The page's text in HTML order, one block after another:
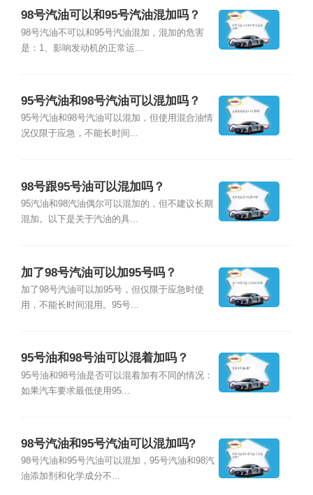
98号汽油可以和95号汽油混加吗？
98号汽油不可以和95号汽油混加，混加的危害
是：1、影响发动机的正常运...
95号汽油和98号汽油可以混加吗？
95号汽油和98号汽油可以混加，但使用混合油情
况仅限于应急，不能长时间...
98号跟95号油可以混加吗？
95汽油和98汽油偶尔可以混加的，但不建议长期
混加。以下是关于汽油的具...
加了98号汽油可以加95号吗？
加了98号汽油可以加95号，但仅限于应急时使
用，不能长时间混用。95号...
95号油和98号油可以混着加吗？
95号油和98号油是否可以混着加有不同的情况：
如果汽车要求最低使用95...
98号汽油和95号汽油可以混加吗?
98号汽油和95号汽油可以混加，95号汽油和98汽
油添加剂和化学成分不...